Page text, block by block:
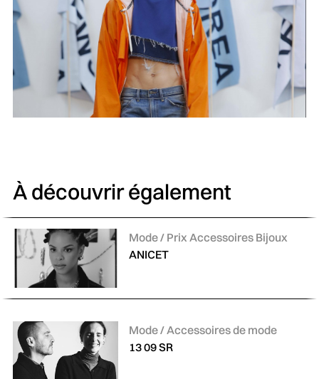
À découvrir également
Catégories :
Mode / Prix Accessoires Bijoux
ANICET
Catégories :
Mode / Accessoires de mode
13 09 SR